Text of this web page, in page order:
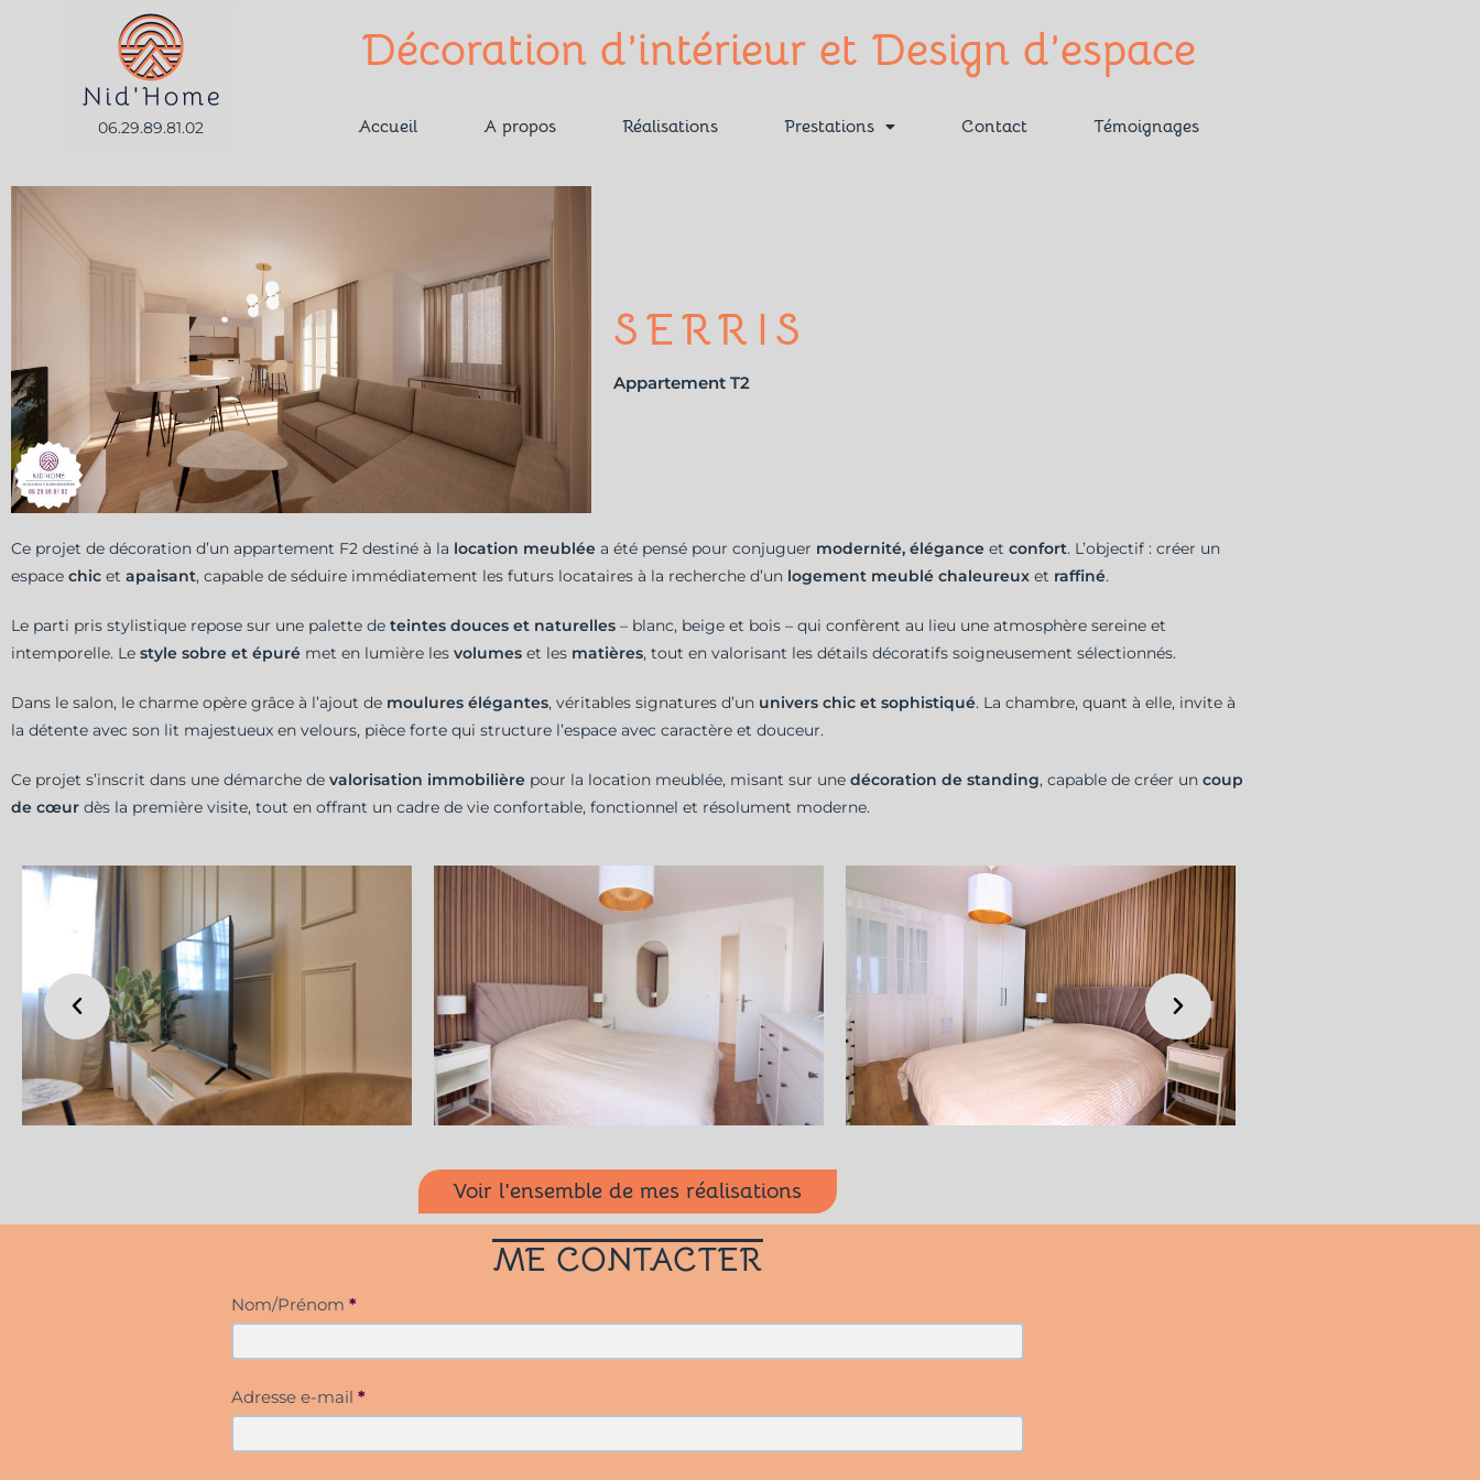
06.29.89.81.02
Décoration d’intérieur et Design d’espace
Accueil A propos Réalisations Prestations Contact Témoignages
SERRIS
Appartement T2
Ce projet de décoration d’un appartement F2 destiné à la location meublée a été pensé pour conjuguer modernité, élégance et confort. L’objectif : créer un
espace chic et apaisant, capable de séduire immédiatement les futurs locataires à la recherche d’un logement meublé chaleureux et raffiné.
Le parti pris stylistique repose sur une palette de teintes douces et naturelles – blanc, beige et bois – qui confèrent au lieu une atmosphère sereine et
intemporelle. Le style sobre et épuré met en lumière les volumes et les matières, tout en valorisant les détails décoratifs soigneusement sélectionnés.
Dans le salon, le charme opère grâce à l’ajout de moulures élégantes, véritables signatures d’un univers chic et sophistiqué. La chambre, quant à elle, invite à
la détente avec son lit majestueux en velours, pièce forte qui structure l’espace avec caractère et douceur.
Ce projet s’inscrit dans une démarche de valorisation immobilière pour la location meublée, misant sur une décoration de standing, capable de créer un coup
de cœur dès la première visite, tout en offrant un cadre de vie confortable, fonctionnel et résolument moderne.
Voir l'ensemble de mes réalisations
ME CONTACTER
Contact
NH
Nom/Prénom *
Adresse e-mail *